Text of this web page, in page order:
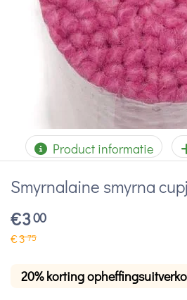
Product informatie
Smyrnalaine smyrna
€300
€375
20% korting